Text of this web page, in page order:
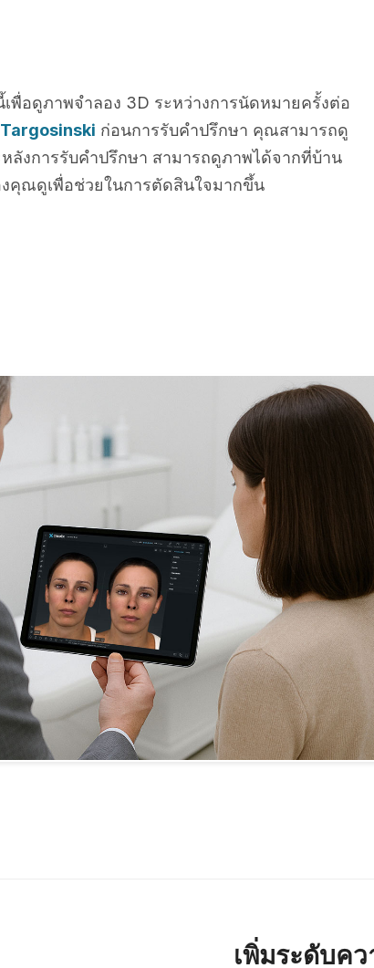
พื่อดูภาพจำลอง 3D ระหว่างการนัดหมายครั้งต่อ
ก่อนการรับคำปรึกษา คุณสามารถดู
ลังการรับคำปรึกษา สามารถดูภาพได้จากที่บ้าน
คุณดูเพื่อช่วยในการตัดสินใจมากขึ้น
เพิ่มระดับค